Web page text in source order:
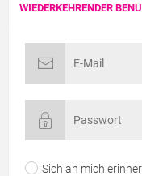
WIEDERKEHRENDER
Sich an mich